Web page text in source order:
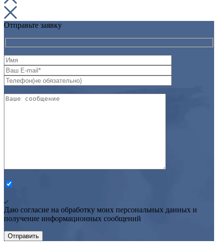
Отправьте заявку
Даю согласие на обработку моих персональных данных и
получение информационных сообщений